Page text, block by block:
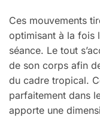
Ces mouvements
optimisant à la fois
séance. Le tout
de son corps afin
du cadre tropical.
parfaitement dans
apporte une